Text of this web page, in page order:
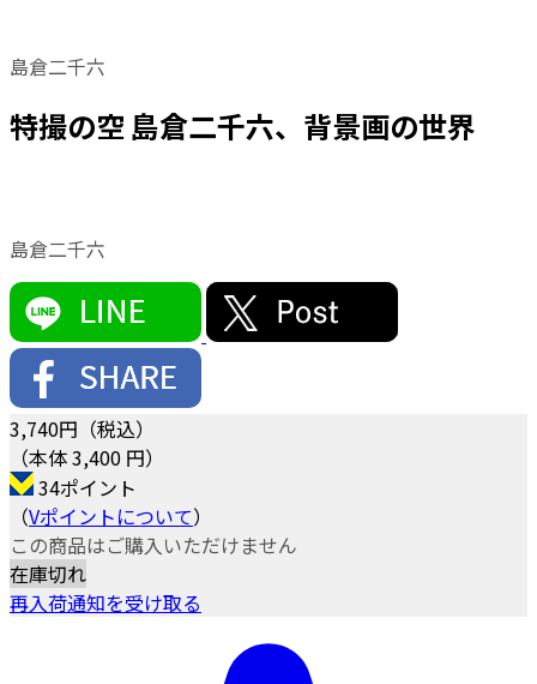
島倉二千六
特撮の空 島倉二千六、背景画の世界
島倉二千六
3,740円（税込）
（本体 3,400 円）
34ポイント
（Vポイントについて）
この商品はご購入いただけません
在庫切れ
再入荷通知を受け取る